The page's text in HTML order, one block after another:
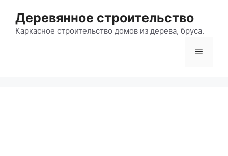
содержимому
Деревянное строительство
Каркасное строительство домов из дерева, бруса.
Меню